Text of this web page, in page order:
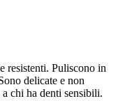
resistenti. Puliscono in
delicate e non
chi ha denti sensibili.